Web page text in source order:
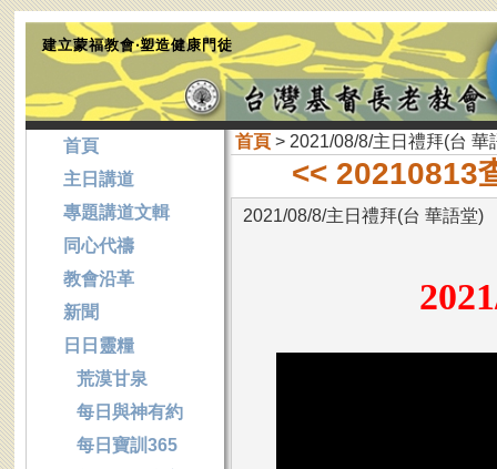
建立蒙福教會‧塑造健康門徒
首頁> 2021/08/8/主日禮拜(台 華
<< 20210813
2021/08/8/主日禮拜(台 華語堂)
首頁
主日講道
專題講道文輯
同心代禱
教會沿革
新聞
日日靈糧
荒漠甘泉
每日與神有約
每日寶訓365